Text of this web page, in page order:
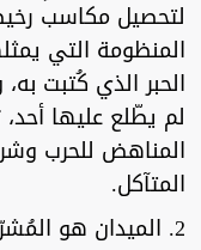
لتحصيل مكاسب
المنظومة التي
الحبر الذي كُتبت
لم يطّلع عليها
المناهض للحرب
المتآكل.
2. الميدان هو المُشرّع الأوحد.